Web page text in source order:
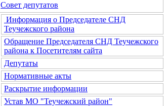
Совет депутатов
Информация о Председателе СНД
Теучежского района
Обращение Председателя СНД Теучежского
района к Посетителям сайта
Депутаты
Нормативные акты
Раскрытие информации
Устав МО "Теучежский район"